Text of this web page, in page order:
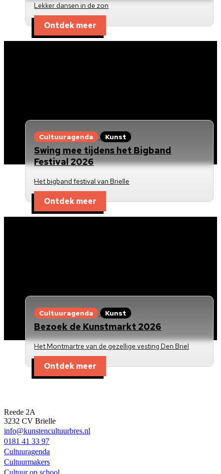
Lekker dansen in de zon
Ontdek meer
Cultuuragenda Kunst
Swing mee tijdens het Bigband
Festival 2026
Het bigband festival van Brielle
Ontdek meer
Cultuuragenda Kunst
Bezoek de Kunstmarkt 2026
Het Montmartre van de gezellige vesting Den Briel
Ontdek meer
Reede 2A
3232 CV Brielle
info@kunstencultuurbres.nl
0181 41 33 97
Cultuuragenda
Cultuurmakers
Cultuur op school